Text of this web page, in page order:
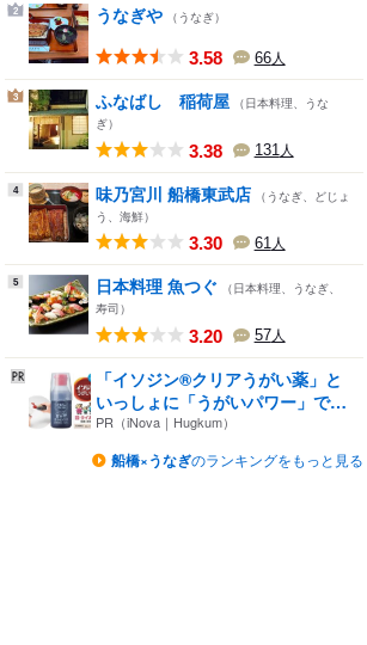
2 うなぎや （うなぎ）
3.58 66人
3 ふなばし 稲荷屋 （日本料理、うな
ぎ）
3.38 131人
4 味乃宮川 船橋東武店 （うなぎ、どじょ
う、海鮮）
3.30 61 人
5 日本料理 魚つぐ
（日本料理、うなぎ、
寿司）
3.20 57人
「イソジン®クリアうがい薬」と
いっしょに「うがいパワー」で
一...
PR（iNova｜Hugkum）
船橋×うなぎのランキングをもっと見る